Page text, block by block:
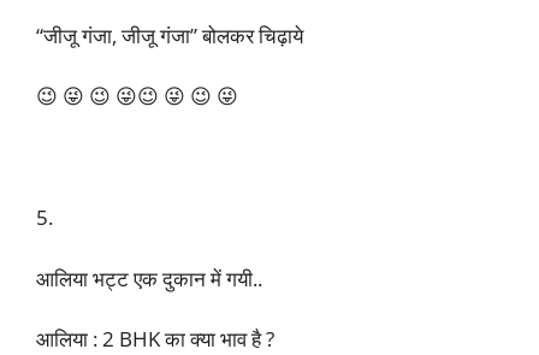
“जीजू गंजा, जीजू गंजा” बोलकर चिढ़ाये
😉 😜 😉 😜😉 😜 😉 😜
5.
आलिया भट्ट एक दुकान में गयी..
आलिया : 2 BHK का क्या भाव है ?